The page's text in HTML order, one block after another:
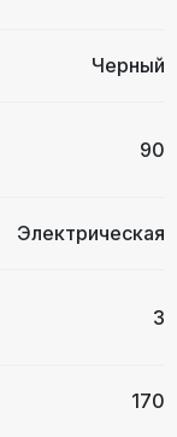
Черный
90
Электрическая
3
170